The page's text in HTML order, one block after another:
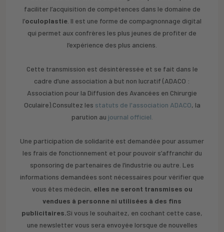
faciliter l’acquisition de compétences dans le domaine de
l’oculoplastie . Il est une forme de compagnonnage digital
qui permet aux confrères les plus jeunes de profiter de
l’expérience des plus anciens.
Cette transmission est désintéressée et se fait dans le
cadre d’une association à but non lucratif (ADACO :
Association pour la Diffusion des Avancées en Chirurgie
Oculaire).Consultez les statuts de l'association ADACO, la
parution au journal officiel.
Une participation de solidarité est demandée pour assumer
les frais de fonctionnement et pour pouvoir s’affranchir du
sponsoring de partenaires de l’industrie ou autre. Les
informations demandées sont nécessaires pour vérifier que
vous êtes médecin, elles ne seront transmises ou
vendues à personne ni utilisées à des fins
publicitaires.Si vous le souhaitez, en cochant cette case,
une newsletter vous sera envoyée lorsque de nouvelles